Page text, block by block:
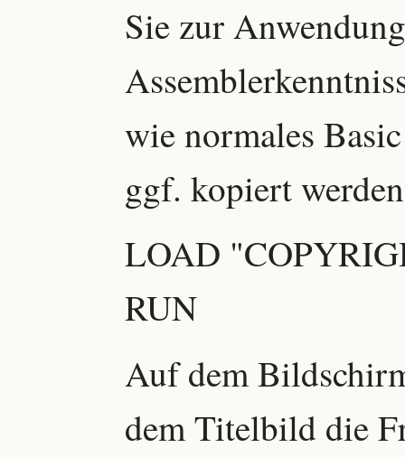
Sie zur
wie normales
ggf. kopiert
LOAD
RUN
Auf dem
dem Titelbild die